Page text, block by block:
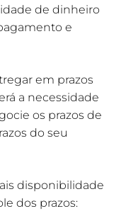
de dinheiro
e
em prazos
a necessidade
os prazos de
do seu
disponibilidade
dos prazos: